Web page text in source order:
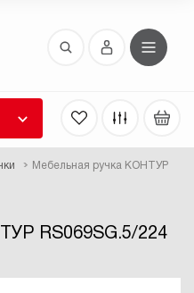
Мебельная ручка КОНТУР
RS069SG.5/224